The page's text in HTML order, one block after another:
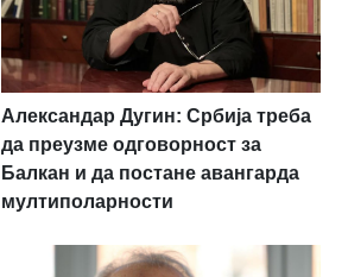
Александар Дугин: Србија треба
да преузме одговорност за
Балкан и да постане авангарда
мултиполарности